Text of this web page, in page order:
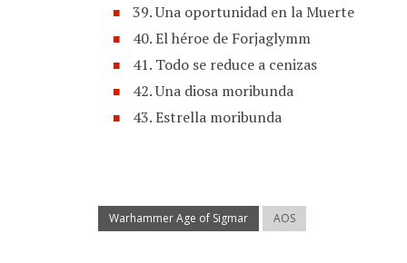
39. Una oportunidad en la Muerte
40. El héroe de Forjaglymm
41. Todo se reduce a cenizas
42. Una diosa moribunda
43. Estrella moribunda
Warhammer Age of Sigmar AOS